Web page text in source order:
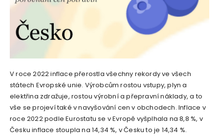
V roce 2022 inflace přerostla všechny rekordy ve všech
státech Evropské unie. Výrobcům rostou vstupy, plyn a
elektřina zdražuje, rostou výrobní a přepravní náklady, a to
vše se projeví také v navyšování cen v obchodech. Inflace v
roce 2022 podle Eurostatu se v Evropě vyšplhala na 8,8 %, v
Česku inflace stoupla na 14,34 %, v Česku to je 14,34 %.